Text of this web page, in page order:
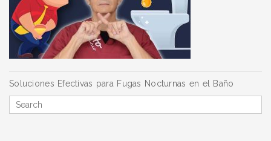
Navegación
de
entradas
Soluciones Efectivas para Fugas Nocturnas en el Baño
Search
for